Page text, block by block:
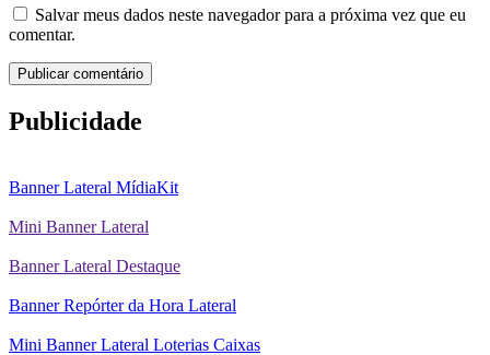
Salvar meus dados neste navegador para a próxima vez que eu
comentar.
Publicidade
Banner Lateral MídiaKit
Mini Banner Lateral
Banner Lateral Destaque
Banner Repórter da Hora Lateral
Mini Banner Lateral Loterias Caixas